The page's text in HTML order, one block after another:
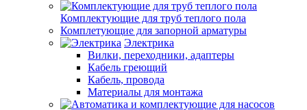
Комплектующие для труб теплого пола
Комплетующие для запорной арматуры
Электрика
Вилки, переходники, адаптеры
Кабель греющий
Кабель, провода
Материалы для монтажа